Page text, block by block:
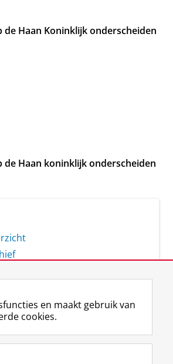
de Haan Koninklijk onderscheiden
de Haan koninklijk onderscheiden
RUG
F
a
L
i
R
S
I
n
Y
o
en maakt gebruik van
cookies.